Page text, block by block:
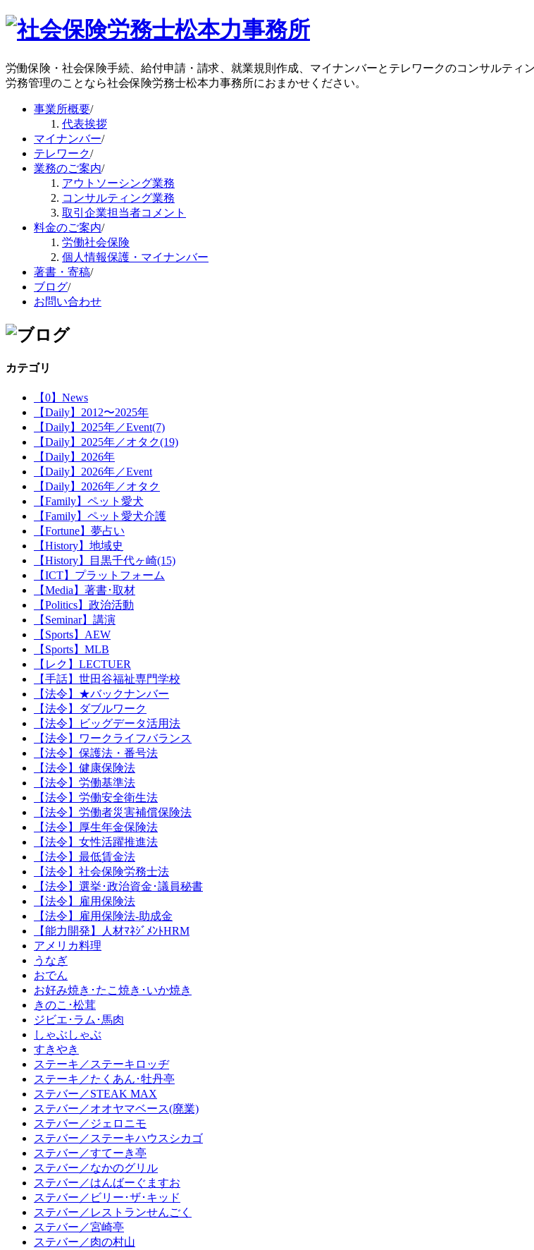
労働保険・社会保険手続、給付申請・請求、就業規則作成、マイナンバーとテレワークのコンサルティン
労務管理のことなら社会保険労務士松本力事務所におまかせください。
事業所概要/
代表挨拶
マイナンバー/
テレワーク/
業務のご案内/
アウトソーシング業務
コンサルティング業務
取引企業担当者コメント
料金のご案内/
労働社会保険
個人情報保護・マイナンバー
著書・寄稿/
ブログ/
お問い合わせ
カテゴリ
【0】News
【Daily】2012〜2025年
【Daily】2025年／Event(7)
【Daily】2025年／オタク(19)
【Daily】2026年
【Daily】2026年／Event
【Daily】2026年／オタク
【Family】ペット愛犬
【Family】ペット愛犬介護
【Fortune】夢占い
【History】地域史
【History】目黒千代ヶ崎(15)
【ICT】プラットフォーム
【Media】著書･取材
【Politics】政治活動
【Seminar】講演
【Sports】AEW
【Sports】MLB
【レク】LECTUER
【手話】世田谷福祉専門学校
【法令】★バックナンバー
【法令】ダブルワーク
【法令】ビッグデータ活用法
【法令】ワークライフバランス
【法令】保護法・番号法
【法令】健康保険法
【法令】労働基準法
【法令】労働安全衛生法
【法令】労働者災害補償保険法
【法令】厚生年金保険法
【法令】女性活躍推進法
【法令】最低賃金法
【法令】社会保険労務士法
【法令】選挙･政治資金･議員秘書
【法令】雇用保険法
【法令】雇用保険法-助成金
【能力開発】人材ﾏﾈｼﾞﾒﾝﾄHRM
アメリカ料理
うなぎ
おでん
お好み焼き･たこ焼き･いか焼き
きのこ･松茸
ジビエ･ラム･馬肉
しゃぶしゃぶ
すきやき
ステーキ／ステーキロッヂ
ステーキ／たくあん･牡丹亭
ステバー／STEAK MAX
ステバー／オオヤマベース(廃業)
ステバー／ジェロニモ
ステバー／ステーキハウスシカゴ
ステバー／すてーき亭
ステバー／なかのグリル
ステバー／はんばーぐますお
ステバー／ビリー･ザ･キッド
ステバー／レストランせんごく
ステバー／宮崎亭
ステバー／肉の村山